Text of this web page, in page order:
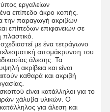
εργαλείων
επίπεδο άκρο κοπής.
την παραγωγή ακριβών
επίπεδων επιφανειών σε
με ένα τετράγωνο
απομάκρυνση του
άλεσης. Τα
ακρίβεια και είναι
καθαρά και ακριβή
είναι κατάλληλοι για το
χάλυβα υλικών. Ο
για άλεση και